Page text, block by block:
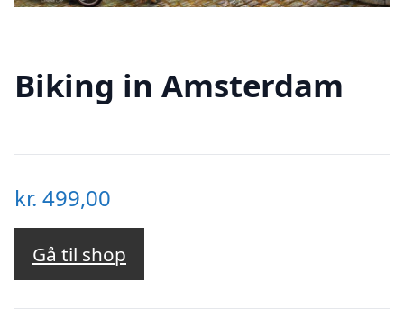
Biking in Amsterdam
kr. 499,00
Gå til shop